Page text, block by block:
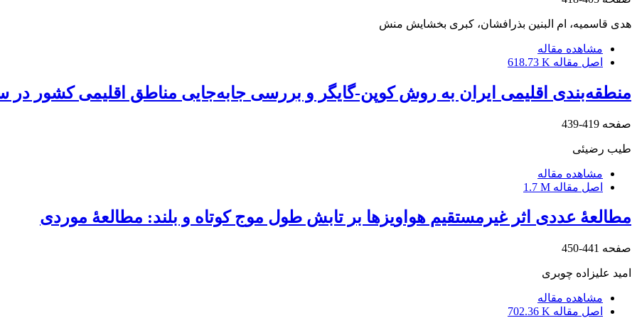
هدی قاسمیه، ام البنین بذرافشان، کبری بخشایش منش
مشاهده مقاله
اصل مقاله 618.73 K
منطقه‌بندی اقلیمی ایران به روش کوپن-گایگر و بررسی جابه‌جایی مناطق اقلیمی کشور در
صفحه 419-439
طیب رضیئی
مشاهده مقاله
اصل مقاله 1.7 M
مطالعۀ عددی اثر غیرمستقیم هواویزها بر تابش طول موج کوتاه و بلند: مطالعۀ موردی
صفحه 441-450
امید علیزاده چوبری
مشاهده مقاله
اصل مقاله 702.36 K